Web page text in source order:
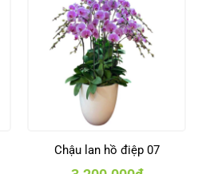
Chậu lan hồ điệp 07